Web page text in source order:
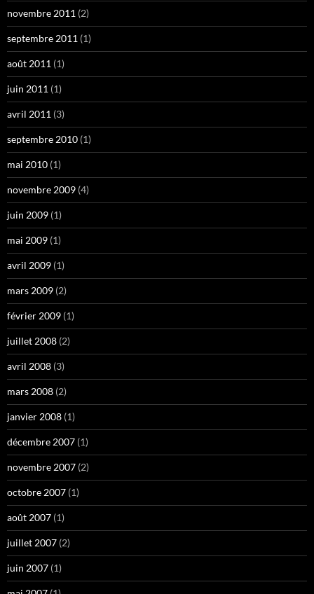
novembre 2011 (2)
septembre 2011 (1)
août 2011 (1)
juin 2011 (1)
avril 2011 (3)
septembre 2010 (1)
mai 2010 (1)
novembre 2009 (4)
juin 2009 (1)
mai 2009 (1)
avril 2009 (1)
mars 2009 (2)
février 2009 (1)
juillet 2008 (2)
avril 2008 (3)
mars 2008 (2)
janvier 2008 (1)
décembre 2007 (1)
novembre 2007 (2)
octobre 2007 (1)
août 2007 (1)
juillet 2007 (2)
juin 2007 (1)